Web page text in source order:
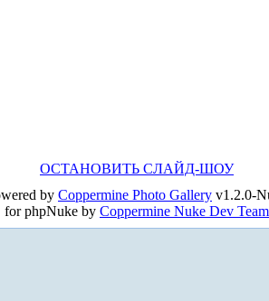
ОСТАНОВИТЬ СЛАЙД-ШОУ
by Coppermine Photo Gallery v1.2.0-
for phpNuke by Coppermine Nuke Dev Team